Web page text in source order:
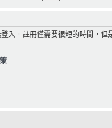
入。註冊僅需要很短的時間，